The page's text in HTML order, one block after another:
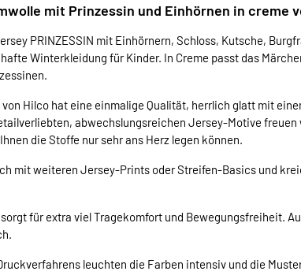
mit Prinzessin und Einhörnen in creme
PRINZESSIN mit Einhörnern, Schloss, Kutsche,
Winterkleidung für Kinder. In Creme passt das
von Hilco hat eine einmalige Qualität, herrlich glatt mit
abwechslungsreichen Jersey-Motive
die Stoffe nur sehr ans Herz legen können.
mit weiteren Jersey-Prints oder Streifen-Basics und
für extra viel Tragekomfort und Bewegungsfreiheit.
leuchten die Farben intensiv und die